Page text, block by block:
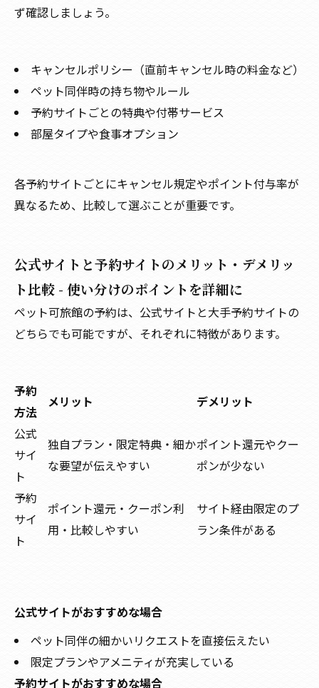
ず確認しましょう。
キャンセルポリシー（直前キャンセル時の料金など）
ペット同伴時の持ち物やルール
予約サイトごとの特典や付帯サービス
部屋タイプや食事オプション
各予約サイトごとにキャンセル規定やポイント付与率が
異なるため、比較して選ぶことが重要です。
公式サイトと予約サイトのメリット・デメリッ
ト比較 - 使い分けのポイントを詳細に
ペット可旅館の予約は、公式サイトと大手予約サイトの
どちらでも可能ですが、それぞれに特徴があります。
予約
方法
メリット
デメリット
公式
サイ
ト
独自プラン・限定特典・細か
な要望が伝えやすい
ポイント還元やクー
ポンが少ない
予約
サイ
ト
ポイント還元・クーポン利
用・比較しやすい
サイト経由限定のプ
ラン条件がある
公式サイトがおすすめな場合
ペット同伴の細かいリクエストを直接伝えたい
限定プランやアメニティが充実している
予約サイトがおすすめな場合